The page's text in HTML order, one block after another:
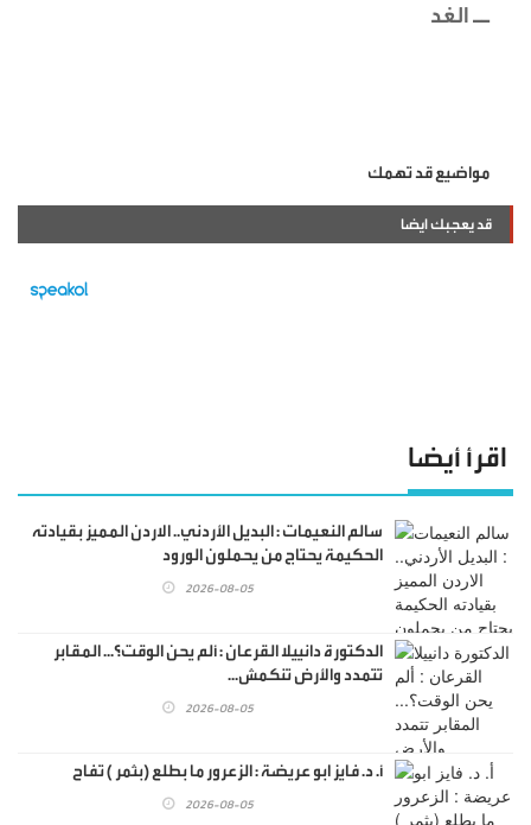
ــ الغد
مواضيع قد تهمك
قد يعجبك ايضا
اقرأ أيضا
سالم النعيمات : البديل الأردني.. الاردن المميز بقيادته
الحكيمة يحتاج من يحملون الورود
2026-08-05
الدكتورة دانييلا القرعان : ألم يحن الوقت؟... المقابر
تتمدد والأرض تنكمش...
2026-08-05
أ. د. فايز ابو عريضة : الزعرور ما بطلع (بثمر ) تفاح
2026-08-05